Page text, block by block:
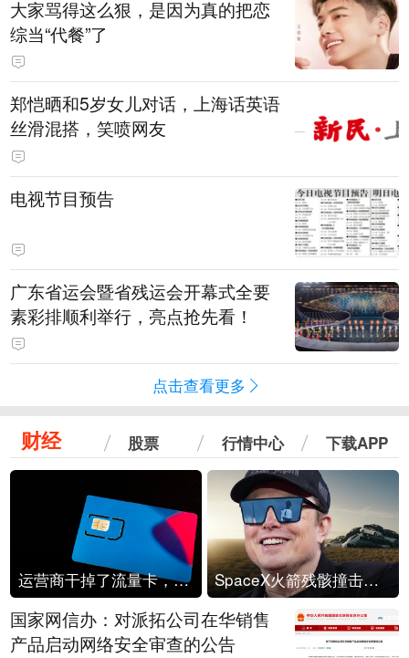
大家骂得这么狠，是因为真的把恋
综当“代餐”了
郑恺晒和5岁女儿对话，上海话英语
丝滑混搭，笑喷网友
电视节目预告
广东省运会暨省残运会开幕式全要
素彩排顺利举行，亮点抢先看！
点击查看更多
财经 股票 行情中心 下载APP
运营商干掉了流量卡，他们真的玩不起了 SpaceX火箭残骸撞击月球
国家网信办：对派拓公司在华销售
产品启动网络安全审查的公告